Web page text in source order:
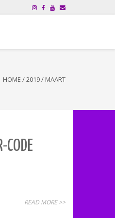
HOME /2019/ MAART
READ MORE >>